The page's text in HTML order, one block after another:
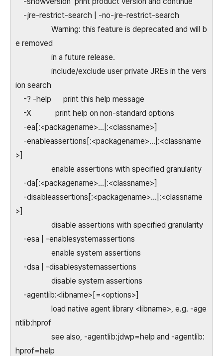
-jre-restrict-search | -no-jre-restrict-search
Warning: this feature is deprecated and will b
e removed
in a future release.
include/exclude user private JREs in the vers
ion search
-? -help print this help message
-X print help on non-standard options
-ea[:<packagename>...|:<classname>]
-enableassertions[:<packagename>...|:<classname
>]
enable assertions with specified granularity
-da[:<packagename>...|:<classname>]
-disableassertions[:<packagename>...|:<classname
>]
disable assertions with specified granularity
-esa | -enablesystemassertions
enable system assertions
-dsa | -disablesystemassertions
disable system assertions
-agentlib:<libname>[=<options>]
load native agent library <libname>, e.g. -age
ntlib:hprof
see also, -agentlib:jdwp=help and -agentlib:
hprof=help